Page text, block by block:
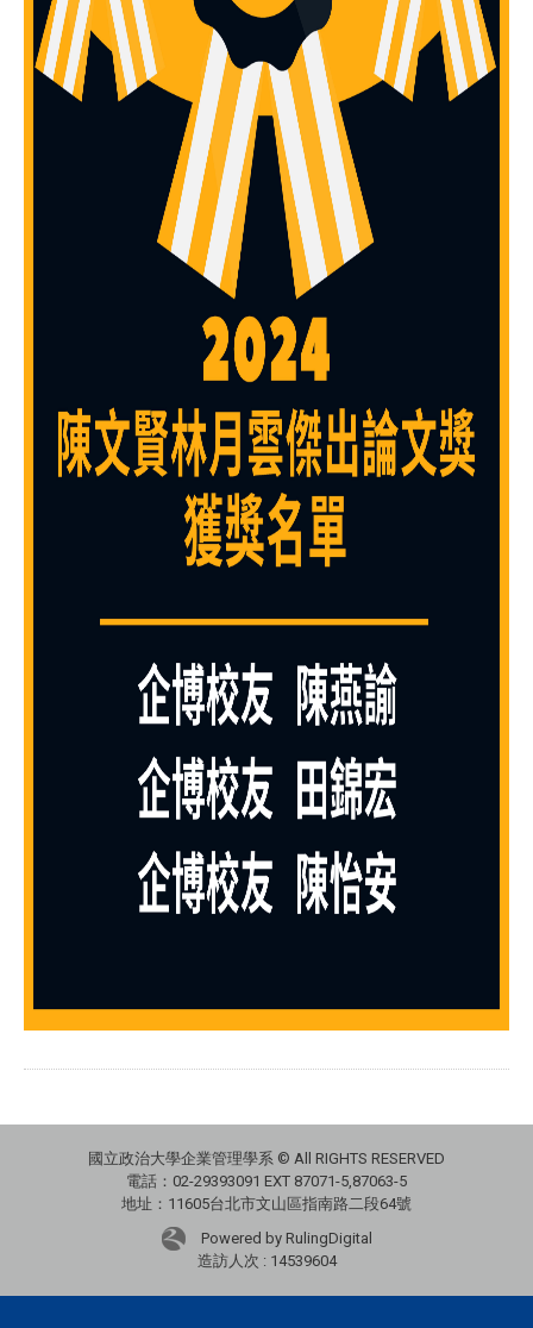
國立政治大學企業管理學系 © All RIGHTS RESERVED
電話：02-29393091 EXT 87071-5,87063-5
地址：11605台北市文山區指南路二段64號
Powered by RulingDigital
造訪人次 : 14539604